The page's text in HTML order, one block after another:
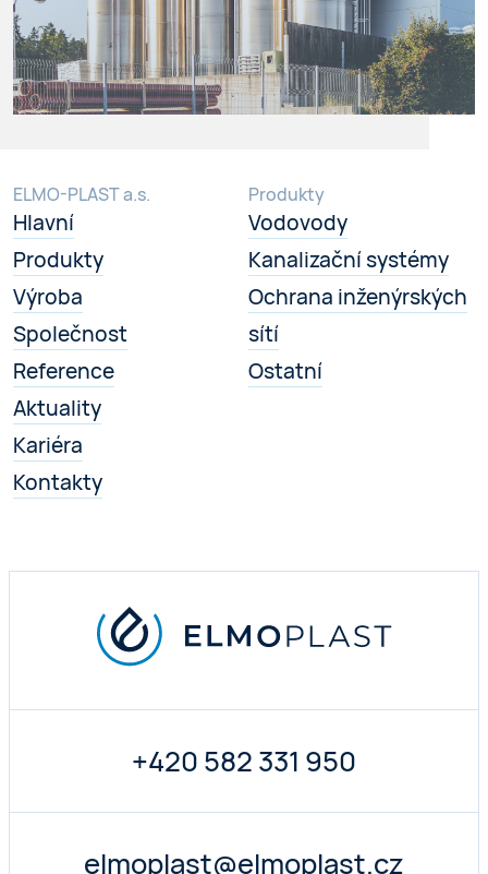
ELMO-PLAST a.s.
Hlavní
Produkty
Výroba
Společnost
Reference
Aktuality
Kariéra
Kontakty
Produkty
Vodovody
Kanalizační systémy
Ochrana inženýrských
sítí
Ostatní
+420 582 331 950
elmoplast@elmoplast.cz